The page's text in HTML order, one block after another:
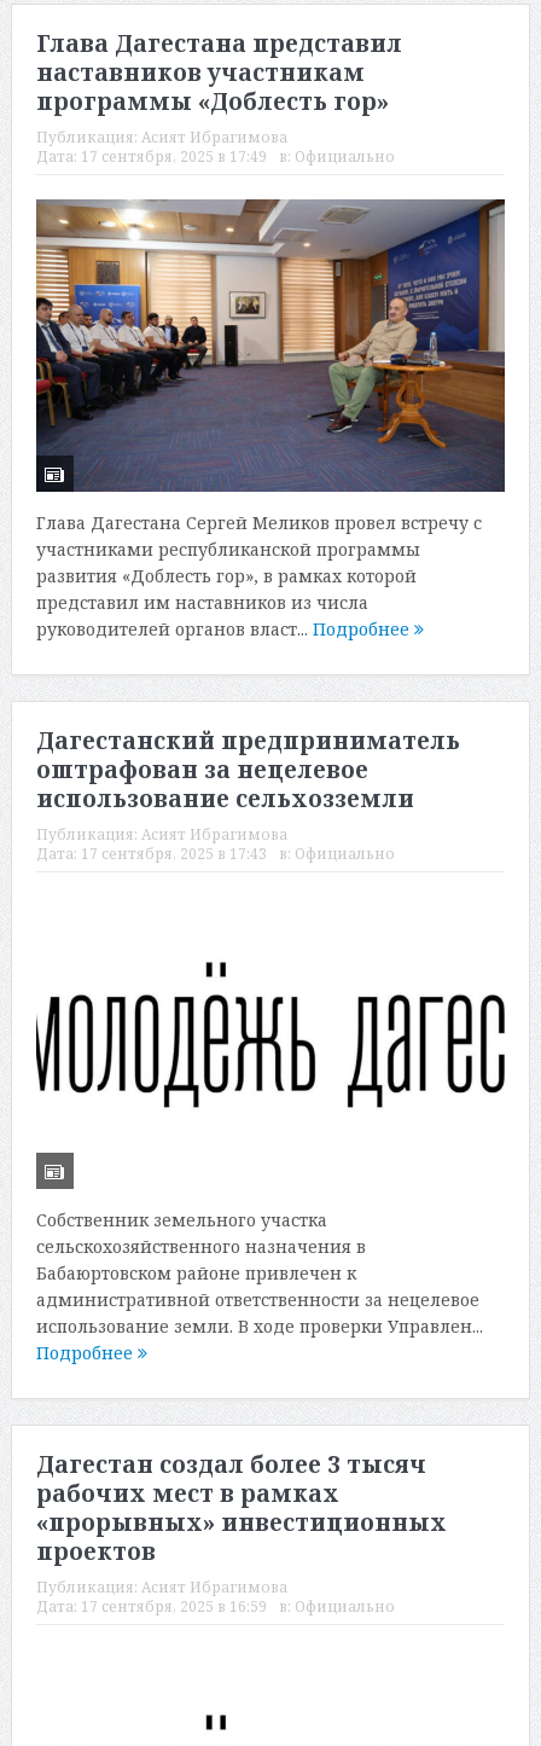
Глава Дагестана представил
наставников участникам
программы «Доблесть гор»
Публикация: Асият Ибрагимова
Дата: 17 сентября, 2025 в 17:49 в: Официально
Глава Дагестана Сергей Меликов провел встречу с
участниками республиканской программы
развития «Доблесть гор», в рамках которой
представил им наставников из числа
руководителей органов власт... Подробнее
Дагестанский предприниматель
оштрафован за нецелевое
использование сельхозземли
Публикация: Асият Ибрагимова
Дата: 17 сентября, 2025 в 17:43 в: Официально
Собственник земельного участка
сельскохозяйственного назначения в
Бабаюртовском районе привлечен к
административной ответственности за нецелевое
использование земли. В ходе проверки Управлен...
Подробнее
Дагестан создал более 3 тысяч
рабочих мест в рамках
«прорывных» инвестиционных
проектов
Публикация: Асият Ибрагимова
Дата: 17 сентября, 2025 в 16:59 в: Официально